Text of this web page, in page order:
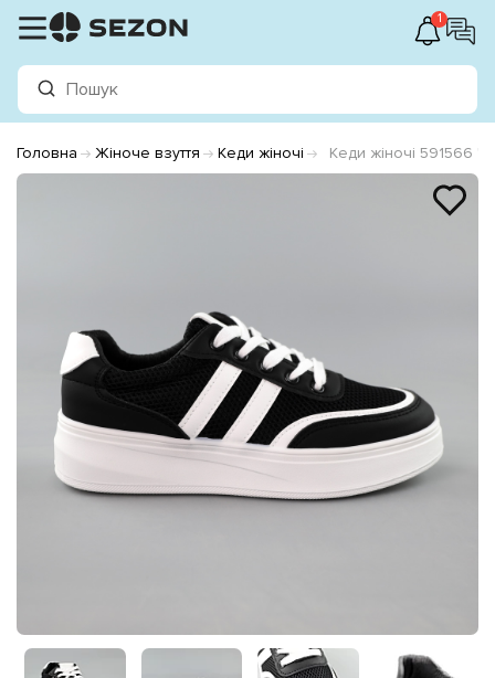
1
Головна Жіноче взуття Кеди жіночі Кеди жіночі 591566